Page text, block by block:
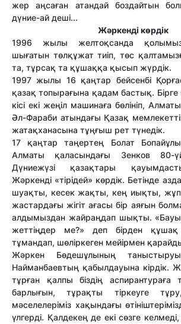
жер аңсаған атандай боздайтын
дүние-ай деші...
Жәркенді көрдік
1996 жылы желтоқсанда
шығатын төлқұжат тиіп, төс
та, тұрсақ та құшаққа қысып жүрдік.
1997 жылы 16 қаңтар бейсенбі
қазақ топырағына қадам бастық. Бірге
кісі екі жеңіл машинаға бөлініп,
Әл-Фараби атындағы Қазақ
жатақханасына тұңғыш рет түнедік.
17 қаңтар таңертең Болат
Алматы қаласындағы Зенков 80-
Дүниежүзі қазақтары
Жәркенді «тірідей» көрдік. Бетінде
шуақты, кесек жақты, кең иықты,
жастардағы жігіт ағасы бір аяғын
алдымыздан жайраңдап шықты.
жеттіңдер ме?» деп бірден
тұмандап, шөліркеген мейірмен
Жәркен Бөдешұлының
Найманбаевтың қабылдауына кірдік.
тұрған қалпы біздің
барлығын, тұрақты тіркеуге
мәселелеріміз хақындағы
үлгерді. Қалдекең де екі сөзге